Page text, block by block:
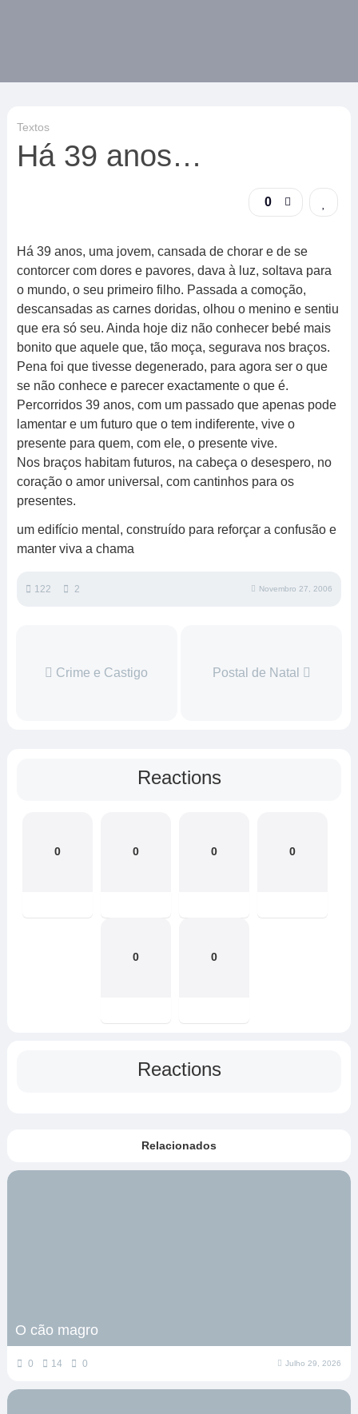
Textos
Há 39 anos…
0
Há 39 anos, uma jovem, cansada de chorar e de se
contorcer com dores e pavores, dava à luz, soltava para
o mundo, o seu primeiro filho. Passada a comoção,
descansadas as carnes doridas, olhou o menino e sentiu
que era só seu. Ainda hoje diz não conhecer bebé mais
bonito que aquele que, tão moça, segurava nos braços.
Pena foi que tivesse degenerado, para agora ser o que
se não conhece e parecer exactamente o que é.
Percorridos 39 anos, com um passado que apenas pode
lamentar e um futuro que o tem indiferente, vive o
presente para quem, com ele, o presente vive.
Nos braços habitam futuros, na cabeça o desespero, no
coração o amor universal, com cantinhos para os
presentes.
um edifício mental, construído para reforçar a confusão e
manter viva a chama
122 2 Novembro 27, 2006
Crime e Castigo Postal de Natal
Reactions
0 0 0 0
0 0
Reactions
Relacionados
O cão magro
0 14 0 Julho 29, 2026